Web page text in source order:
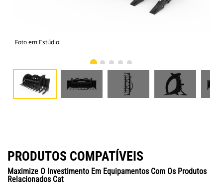
Foto em Estúdio
PRODUTOS COMPATÍVEIS
Maximize O Investimento Em Equipamentos Com Os Produtos
Relacionados Cat